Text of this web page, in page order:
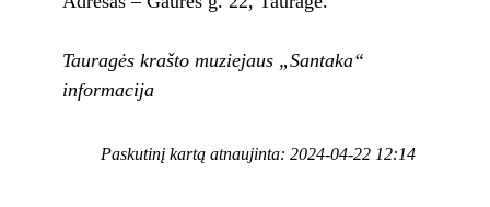
Tauragės krašto muziejaus „Santaka“
informacija
Paskutinį kartą atnaujinta: 2024-04-22 12:14